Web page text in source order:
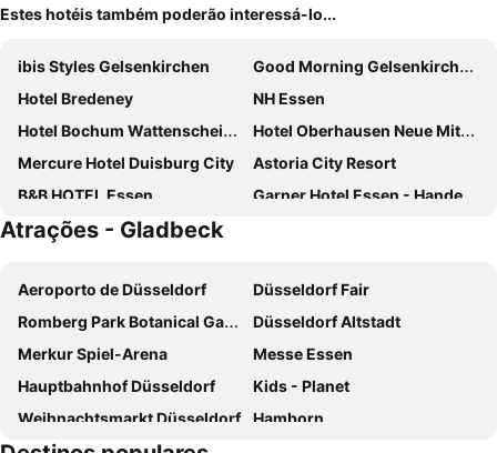
Estes hotéis também poderão interessá-lo...
ibis Styles Gelsenkirchen
Good Morning Gelsenkirchen City
Hotel Bredeney
NH Essen
Hotel Bochum Wattenscheid Affiliated by Meliá
Hotel Oberhausen Neue Mitte Affiliated by Meliá
Mercure Hotel Duisburg City
Astoria City Resort
B&B HOTEL Essen
Garner Hotel Essen - Handelshof By Ihg
B&B HOTEL Essen-Hbf
Premier Inn Essen City Centre hotel
Trip Inn Living & Suites
Mercure Hotel Plaza Essen
B&B HOTEL Oberhausen am Centro
McDreams Essen-City
Boutique Essen City
GHOTEL hotel & living Essen
Luise City - An Der Philharmonie
Tante ALMA's Mülheimer Hotel
Aspire Palais Recklinghausen, Trademark Collection by Wyndham
Atrações - Gladbeck
Aeroporto de Düsseldorf
Düsseldorf Fair
Romberg Park Botanical Gardens
Düsseldorf Altstadt
Merkur Spiel-Arena
Messe Essen
Hauptbahnhof Düsseldorf
Kids - Planet
Weihnachtsmarkt Düsseldorf
Hamborn